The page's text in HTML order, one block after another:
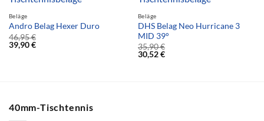
Beläge
Andro Belag Hexer Duro
46,95€
39,90€
Beläge
DHS Belag Neo Hurricane 3
MID 39°
35,90€
30,52€
40mm-Tischtennis